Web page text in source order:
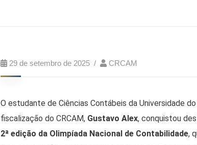
29 de setembro de 2025 CRCAM
O estudante de Ciências Contábeis da Universidade
fiscalização do CRCAM, Gustavo Alex, conquistou
2ª edição da Olimpíada Nacional de Contabilidade,